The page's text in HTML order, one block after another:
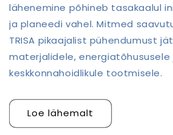
lähenemine põhineb tasakaalul
ja planeedi vahel. Mitmed
TRISA pikaajalist pühendumust
materjalidele, energiatõhususele
keskkonnahoidlikule tootmisele.
Loe lähemalt